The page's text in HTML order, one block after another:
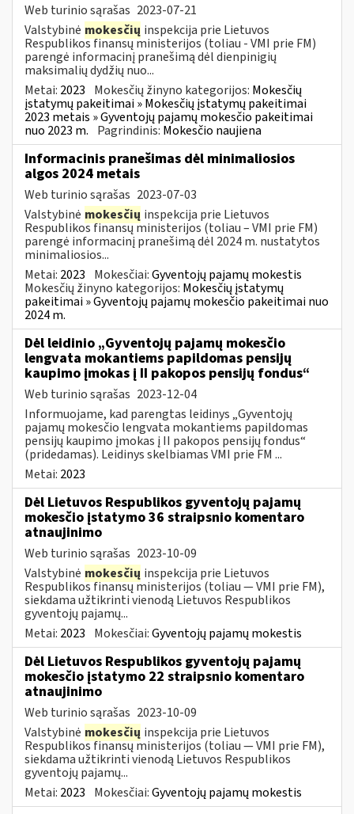
Web turinio sąrašas 2023-07-21
Valstybinė mokesčių inspekcija prie Lietuvos
Respublikos finansų ministerijos (toliau - VMI prie FM)
parengė informacinį pranešimą dėl dienpinigių
maksimalių dydžių nuo...
Metai: 2023 Mokesčių žinyno kategorijos: Mokesčių
įstatymų pakeitimai » Mokesčių įstatymų pakeitimai
2023 metais » Gyventojų pajamų mokesčio pakeitimai
nuo 2023 m. Pagrindinis: Mokesčio naujiena
Informacinis pranešimas dėl minimaliosios
algos 2024 metais
Web turinio sąrašas 2023-07-03
Valstybinė mokesčių inspekcija prie Lietuvos
Respublikos finansų ministerijos (toliau – VMI prie FM)
parengė informacinį pranešimą dėl 2024 m. nustatytos
minimaliosios...
Metai: 2023 Mokesčiai:Gyventojų pajamų mokestis
Mokesčių žinyno kategorijos: Mokesčių įstatymų
pakeitimai » Gyventojų pajamų mokesčio pakeitimai nuo
2024 m.
Dėl leidinio „Gyventojų pajamų mokesčio
lengvata mokantiems papildomas pensijų
kaupimo įmokas į II pakopos pensijų fondus“
Web turinio sąrašas 2023-12-04
Informuojame, kad parengtas leidinys „Gyventojų
pajamų mokesčio lengvata mokantiems papildomas
pensijų kaupimo įmokas į II pakopos pensijų fondus“
(pridedamas). Leidinys skelbiamas VMI prie FM ...
Metai: 2023
Dėl Lietuvos Respublikos gyventojų pajamų
mokesčio įstatymo 36 straipsnio komentaro
atnaujinimo
Web turinio sąrašas 2023-10-09
Valstybinė mokesčių inspekcija prie Lietuvos
Respublikos finansų ministerijos (toliau — VMI prie FM),
siekdama užtikrinti vienodą Lietuvos Respublikos
gyventojų pajamų...
Metai: 2023 Mokesčiai:Gyventojų pajamų mokestis
Dėl Lietuvos Respublikos gyventojų pajamų
mokesčio įstatymo 22 straipsnio komentaro
atnaujinimo
Web turinio sąrašas 2023-10-09
Valstybinė mokesčių inspekcija prie Lietuvos
Respublikos finansų ministerijos (toliau — VMI prie FM),
siekdama užtikrinti vienodą Lietuvos Respublikos
gyventojų pajamų...
Metai: 2023 Mokesčiai:Gyventojų pajamų mokestis